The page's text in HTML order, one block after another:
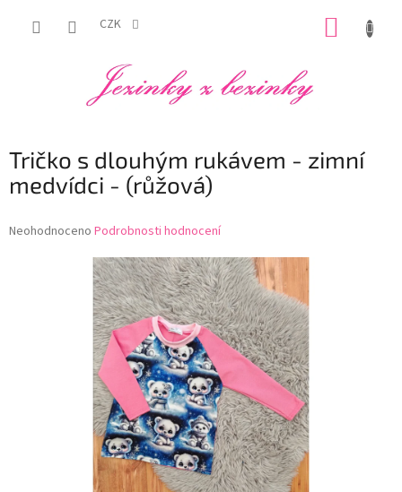
CZK
Tričko s dlouhým rukávem - zimní
medvídci - (růžová)
Průměrné
Neohodnoceno Podrobnosti hodnocení